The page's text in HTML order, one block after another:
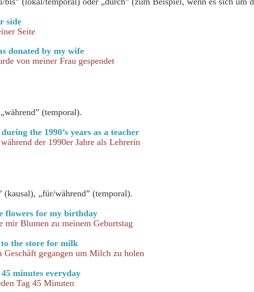
side
Seite
donated by my wife
von meiner Frau gespendet
(temporal).
the 1990’s years as a teacher
der 1990er Jahre als Lehrerin
(kausal), „für/während” (temporal).
flowers for my birthday
mir Blumen zu meinem Geburtstag
to the store for milk
Geschäft gegangen um Milch zu holen
minutes everyday
Tag 45 Minuten